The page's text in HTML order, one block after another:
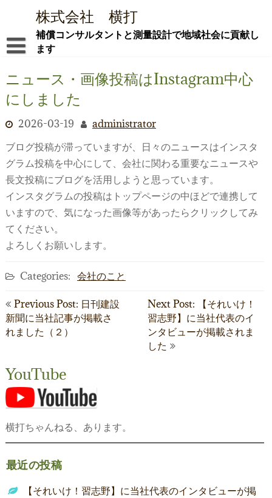
株式会社 横打
補償コンサルタントと測量設計で地域社会に貢献し
ます
ごあいさつ ―新社屋でともに社会貢献を―
会社概要
社屋紹介
業務内容
i-Con
採用情報
お問合せ
ブログ
日本のこと
地域のこと
業界のこと
おいしいこと
未分類
ニュース・画像投稿はInstagram中心
にしました
2026-03-19
administrator
ブログ投稿が滞っていますが、日々のニュースはインスタ
グラム投稿を中心にして、会社に関わる重要なニュースや
長文投稿にブログを活用しようと思っています。
インスタグラムの投稿はトップページの中ほどで連携して
いますので、気になった画像等があったらクリックしてみ
てください。
よろしくお願いします。
Categories: 会社のこと
投
稿
ビ
ゲ
ー
シ
ョ
ン
Previous Post: 日刊建設
新聞に当社記事が掲載さ
れました（２）
Next Post: 【それいけ！
習志野】に当社代表のイ
ンタビューが掲載されま
した
YouTube
横打ちゃんねる、あります。
最近の投稿
【それいけ！習志野】に当社代表のインタビューが掲